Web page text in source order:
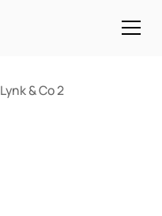
Lynk & Co 2